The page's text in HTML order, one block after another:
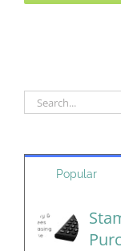
Search
Popular